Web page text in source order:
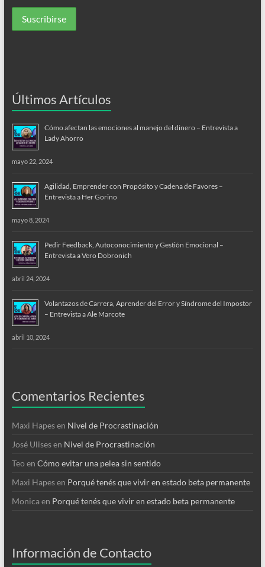
Últimos Artículos
Cómo afectan las emociones al manejo del dinero – Entrevista a
Lady Ahorro
mayo 22, 2024
Agilidad, Emprender con Propósito y Cadena de Favores –
Entrevista a Her Gorino
mayo 8, 2024
Pedir Feedback, Autoconocimiento y Gestión Emocional –
Entrevista a Vero Dobronich
abril 24, 2024
Volantazos de Carrera, Aprender del Error y Síndrome del Impostor
– Entrevista a Ale Marcote
abril 10, 2024
Comentarios Recientes
Maxi Hapesen Nivel de Procrastinación
José Ulisesen Nivel de Procrastinación
Teo en Cómo evitar una pelea sin sentido
Maxi Hapesen Porqué tenés que vivir en estado beta permanente
Monicaen Porqué tenés que vivir en estado beta permanente
Información de Contacto